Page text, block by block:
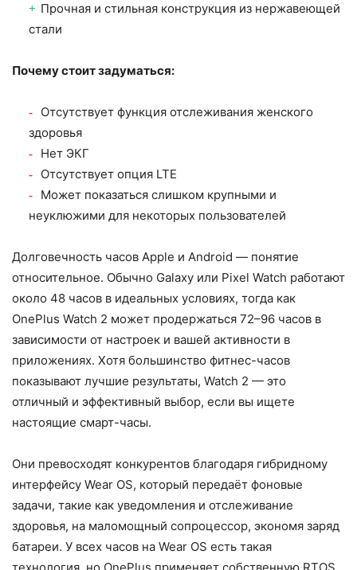
Прочная и стильная конструкция из нержавеющей
стали
Почему стоит задуматься:
Отсутствует функция отслеживания женского
здоровья
Нет ЭКГ
Отсутствует опция LTE
Может показаться слишком крупными и
неуклюжими для некоторых пользователей
Долговечность часов Apple и Android — понятие
относительное. Обычно Galaxy или Pixel Watch работают
около 48 часов в идеальных условиях, тогда как
OnePlus Watch 2 может продержаться 72–96 часов в
зависимости от настроек и вашей активности в
приложениях. Хотя большинство фитнес-часов
показывают лучшие результаты, Watch 2 — это
отличный и эффективный выбор, если вы ищете
настоящие смарт-часы.
Они превосходят конкурентов благодаря гибридному
интерфейсу Wear OS, который передаёт фоновые
задачи, такие как уведомления и отслеживание
здоровья, на маломощный сопроцессор, экономя заряд
батареи. У всех часов на Wear OS есть такая